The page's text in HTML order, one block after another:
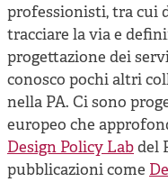
professionisti, tra cui
tracciare la via e
progettazione dei
conosco pochi altri
nella PA. Ci sono
europeo che
Design Policy Labdel
pubblicazioni come